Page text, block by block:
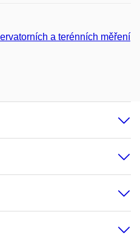
a terénních měření